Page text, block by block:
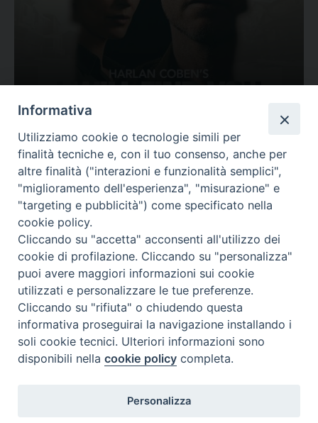
Valutazione
Complesso, Problematico
Tematica: Amore-Sentimenti, Carcere...
Contatti & Info
C.ne Aurelia, 50 – 00165 Roma
Contatti
Scrivi a: cnvf@chiesacattolica.it
Informativa
Utilizziamo cookie o tecnologie simili per
finalità tecniche e, con il tuo consenso, anche per
altre finalità ("interazioni e funzionalità semplici",
"miglioramento dell'esperienza", "misurazione" e
"targeting e pubblicità") come specificato nella
cookie policy.
Cliccando su "accetta" acconsenti all'utilizzo dei
cookie di profilazione. Cliccando su "personalizza"
puoi avere maggiori informazioni sui cookie
utilizzati e personalizzare le tue preferenze.
Cliccando su "rifiuta" o chiudendo questa
informativa proseguirai la navigazione installando i
soli cookie tecnici. Ulteriori informazioni sono
disponibili nellacookie policy completa.
Personalizza